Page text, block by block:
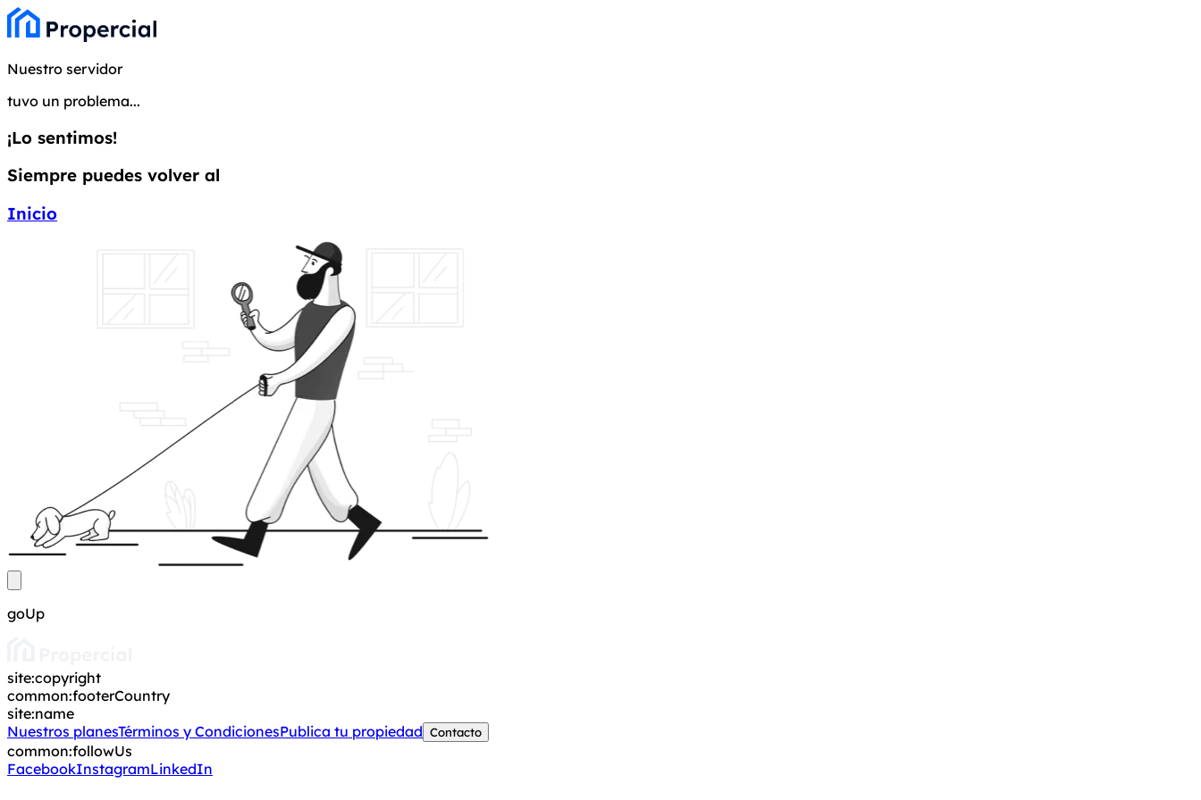
Nuestro servidor
tuvo un problema...
¡Lo sentimos!
Siempre puedes volver al
Inicio
goUp
site:copyright
common:footerCountry
site:name
Nuestros planesTérminos y CondicionesPublica tu propiedad Contacto
common:followUs
FacebookInstagramLinkedIn